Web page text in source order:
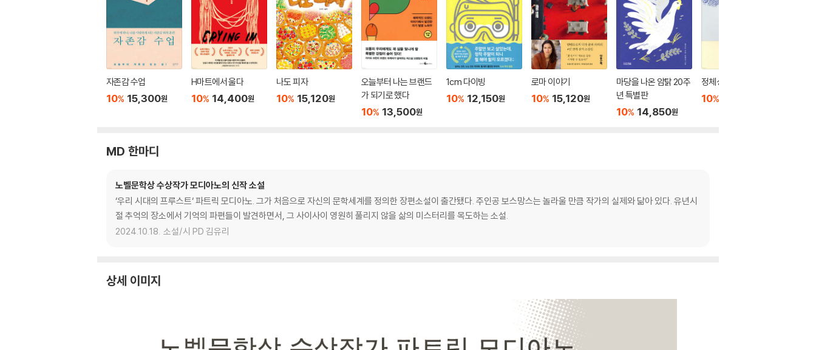
자존감 수업
10% 15,300원
H마트에서 울다
10% 14,400원
나도 피자
10% 15,120원
오늘부터 나는 브랜드
가 되기로 했다
10% 13,500원
1cm 다이빙
10% 12,150원
로마 이야기
10% 15,120원
마당을 나온 암탉 20주
년 특별판
10% 14,850원
정체성의 심리학
10%
MD 한마디
노벨문학상 수상작가 모디아노의 신작 소설
‘우리 시대의 프루스트‘ 파트릭 모디아노. 그가 처음으로 자신의 문학세계를 정의한 장편소설이 출간됐다. 주인공 보스망스는 놀라울 만큼 작가의 실제와 닮아 있다. 유년시
절 추억의 장소에서 기억의 파편들이 발견하면서, 그 사이사이 영원히 풀리지 않을 삶의 미스터리를 목도하는 소설.
2024.10.18. 소설/시 PD 김유리
상세 이미지